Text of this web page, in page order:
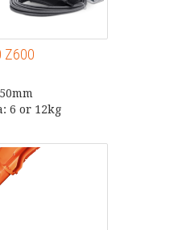
Z600
6 or 12kg